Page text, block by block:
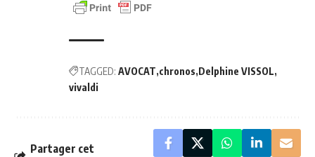
TAGGED: AVOCAT chronos Delphine VISSOL
vivaldi
Partager cet